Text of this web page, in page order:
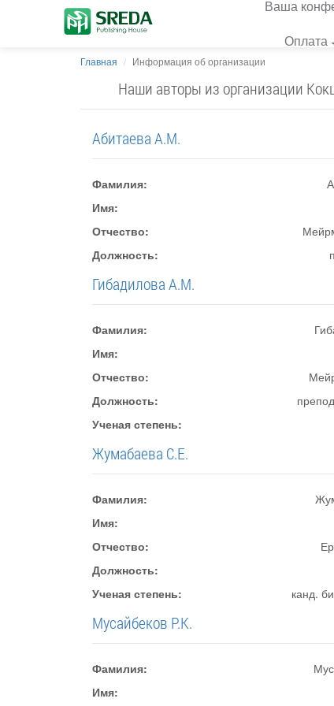
Ваша
Оплата
Главная Информация об организации
Наши авторы из организации
Абитаева А.М.
Фамилия:
Имя:
Отчество:
Должность:
Гибадилова А.М.
Фамилия:
Имя:
Отчество:
Должность:
Ученая степень:
Жумабаева С.Е.
Фамилия:
Имя:
Отчество:
Должность:
Ученая степень:
канд.
Мусайбеков Р.К.
Фамилия:
Имя: